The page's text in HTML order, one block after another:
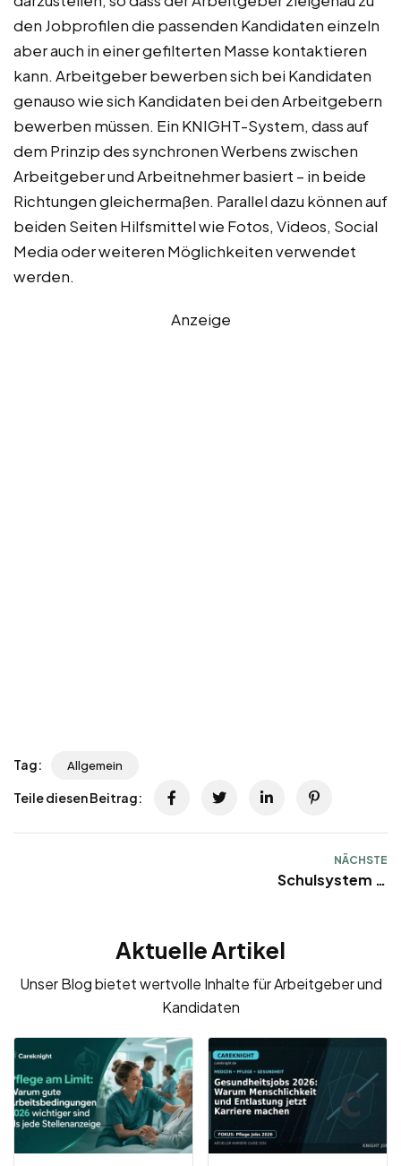
den Jobprofilen die passenden Kandidaten einzeln
aber auch in einer gefilterten Masse kontaktieren
kann. Arbeitgeber bewerben sich bei Kandidaten
genauso wie sich Kandidaten bei den Arbeitgebern
bewerben müssen. Ein KNIGHT-System, dass auf
dem Prinzip des synchronen Werbens zwischen
Arbeitgeber und Arbeitnehmer basiert – in beide
Richtungen gleichermaßen. Parallel dazu können auf
beiden Seiten Hilfsmittel wie Fotos, Videos, Social
Media oder weiteren Möglichkeiten verwendet
werden.
Anzeige
Tag: Allgemein
Teile diesen Beitrag:
NÄCHSTE
Schulsystem in
Aktuelle Artikel
Unser Blog bietet wertvolle Inhalte für Arbeitgeber und
Kandidaten